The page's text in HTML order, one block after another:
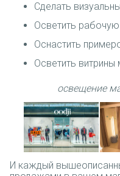
Сделать
Осветить
Оснастить
Осветить витрины
освещение
И каждый